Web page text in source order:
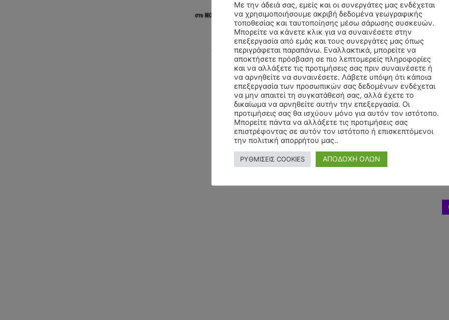
Με την άδειά σας, εμείς και οι συνεργάτες μας ενδέχεται
να χρησιμοποιήσουμε ακριβή δεδομένα γεωγραφικής
τοποθεσίας και ταυτοποίησης μέσω σάρωσης συσκευών.
Μπορείτε να κάνετε κλικ για να συναινέσετε στην
επεξεργασία από εμάς και τους συνεργάτες μας όπως
περιγράφεται παραπάνω. Εναλλακτικά, μπορείτε να
αποκτήσετε πρόσβαση σε πιο λεπτομερείς πληροφορίες
και να αλλάξετε τις προτιμήσεις σας πριν συναινέσετε ή
να αρνηθείτε να συναινέσετε. Λάβετε υπόψη ότι κάποια
επεξεργασία των προσωπικών σας δεδομένων ενδέχεται
να μην απαιτεί τη συγκατάθεσή σας, αλλά έχετε το
δικαίωμα να αρνηθείτε αυτήν την επεξεργασία. Οι
προτιμήσεις σας θα ισχύουν μόνο για αυτόν τον ιστότοπο.
Μπορείτε πάντα να αλλάξετε τις προτιμήσεις σας
επιστρέφοντας σε αυτόν τον ιστότοπο ή επισκεπτόμενοι
την πολιτική απορρήτου μας..
ΡΥΘΜΙΣΕΙΣ COOKIES ΑΠΟΔΟΧΗ ΟΛΩΝ